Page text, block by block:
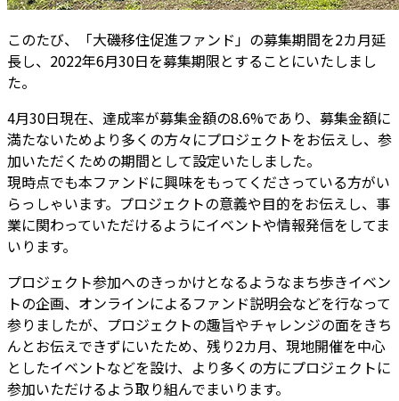
このたび、「大磯移住促進ファンド」の募集期間を2カ月延
長し、2022年6月30日を募集期限とすることにいたしまし
た。
4月30日現在、達成率が募集金額の8.6%であり、募集金額に
満たないためより多くの方々にプロジェクトをお伝えし、参
加いただくための期間として設定いたしました。
現時点でも本ファンドに興味をもってくださっている方がい
らっしゃいます。プロジェクトの意義や目的をお伝えし、事
業に関わっていただけるようにイベントや情報発信をしてま
いります。
プロジェクト参加へのきっかけとなるようなまち歩きイベン
トの企画、オンラインによるファンド説明会などを行なって
参りましたが、プロジェクトの趣旨やチャレンジの面をきち
んとお伝えできずにいたため、残り2カ月、現地開催を中心
としたイベントなどを設け、より多くの方にプロジェクトに
参加いただけるよう取り組んでまいります。